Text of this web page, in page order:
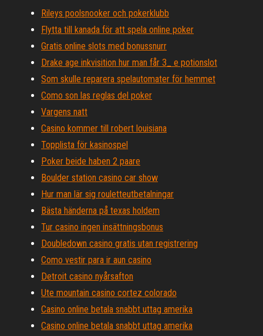
Rileys poolsnooker och pokerklubb
Flytta till kanada för att spela online poker
Gratis online slots med bonussnurr
Drake age inkvisition hur man får 3_ e potionslot
Som skulle reparera spelautomater för hemmet
Como son las reglas del poker
Vargens natt
Casino kommer till robert louisiana
Topplista för kasinospel
Poker beide haben 2 paare
Boulder station casino car show
Hur man lär sig rouletteutbetalningar
Bästa händerna på texas holdem
Tur casino ingen insättningsbonus
Doubledown casino gratis utan registrering
Como vestir para ir aun casino
Detroit casino nyårsafton
Ute mountain casino cortez colorado
Casino online betala snabbt uttag amerika
Casino online betala snabbt uttag amerika